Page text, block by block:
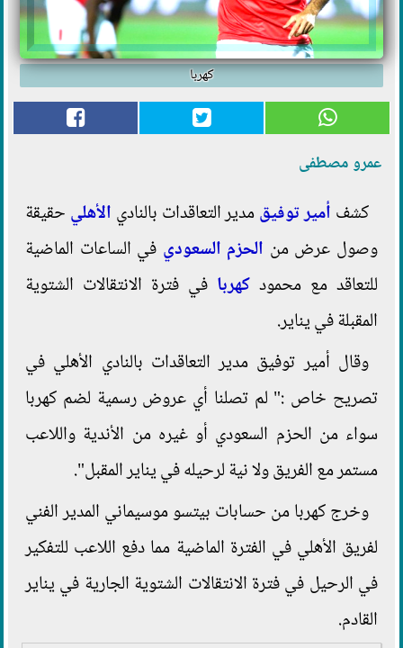
كهربا
عمرو مصطفى
كشف أمير توفيقمدير التعاقدات بالنادي الأهلي حقيقة
وصول عرض من الحزم السعودي في الساعات الماضية
للتعاقد مع محمود كهربا في فترة الانتقالات الشتوية
المقبلة في يناير.
وقال أمير توفيق مدير التعاقدات بالنادي الأهلي في
تصريح خاص :" لم تصلنا أي عروض رسمية لضم كهربا
سواء من الحزم السعودي أو غيره من الأندية واللاعب
مستمر مع الفريق ولا نية لرحيله في يناير المقبل".
وخرج كهربا من حسابات بيتسو موسيماني المدير الفني
لفريق الأهلي في الفترة الماضية مما دفع اللاعب للتفكير
في الرحيل في فترة الانتقالات الشتوية الجارية في يناير
القادم.